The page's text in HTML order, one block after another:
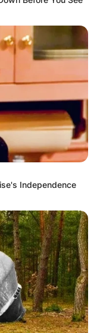
Independence